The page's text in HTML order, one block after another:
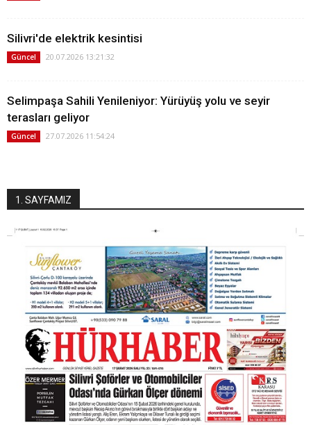
Silivri'de elektrik kesintisi
Güncel 20.07.2026 13:21:32
Selimpaşa Sahili Yenileniyor: Yürüyüş yolu ve seyir
terasları geliyor
Güncel 27.07.2026 11:54:24
1. SAYFAMIZ